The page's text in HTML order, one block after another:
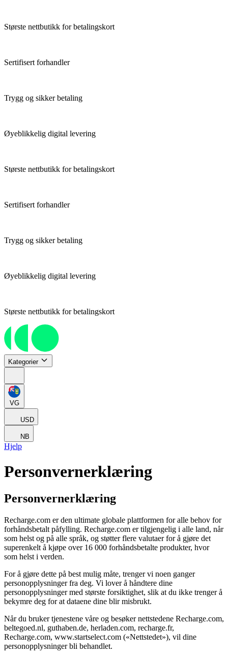
Største nettbutikk for betalingskort
Sertifisert forhandler
Trygg og sikker betaling
Øyeblikkelig digital levering
Største nettbutikk for betalingskort
Sertifisert forhandler
Trygg og sikker betaling
Øyeblikkelig digital levering
Største nettbutikk for betalingskort
Kategorier
VG
USD
NB
Hjelp
Personvernerklæring
Personvernerklæring
Recharge.com er den ultimate globale plattformen for alle behov for
forhåndsbetalt påfylling. Recharge.com er tilgjengelig i alle land, når
som helst og på alle språk, og støtter flere valutaer for å gjøre det
superenkelt å kjøpe over 16 000 forhåndsbetalte produkter, hvor
som helst i verden.
For å gjøre dette på best mulig måte, trenger vi noen ganger
personopplysninger fra deg. Vi lover å håndtere dine
personopplysninger med største forsiktighet, slik at du ikke trenger å
bekymre deg for at dataene dine blir misbrukt.
Når du bruker tjenestene våre og besøker nettstedene Recharge.com,
beltegoed.nl, guthaben.de, herladen.com, recharge.fr,
Recharge.com, www.startselect.com («Nettstedet»), vil dine
personopplysninger bli behandlet.